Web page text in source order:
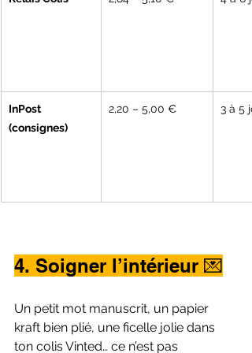
InPost
(consignes)
2,20 – 5,00 € 3 à 5
4. Soigner l’intérieur 💌
Un petit mot manuscrit, un papier
kraft bien plié, une ficelle jolie dans
ton colis Vinted… ce n’est pas